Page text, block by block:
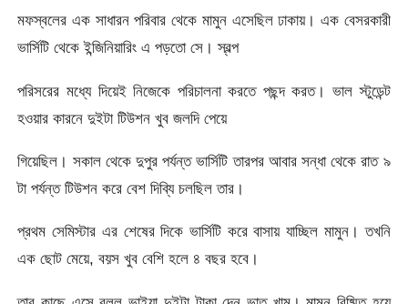
মফস্বলের এক সাধারন পরিবার থেকে মামুন এসেছিল ঢাকায়। এক বেসরকারী
ভার্সিটি থেকে ইন্জিনিয়ারিং এ পড়তো সে। স্বল্প
পরিসরের মধ্যে দিয়েই নিজেকে পরিচালনা করতে পছন্দ করত। ভাল স্টুডেন্ট
হওয়ার কারনে দুইটা টিউশন খুব জলদি পেয়ে
গিয়েছিল। সকাল থেকে দুপুর পর্যন্ত ভার্সিটি তারপর আবার সন্ধা থেকে রাত ৯
টা পর্যন্ত টিউশন করে বেশ দিব্যি চলছিল তার।
প্রথম সেমিস্টার এর শেষের দিকে ভার্সিটি করে বাসায় যাচ্ছিল মামুন। তখনি
এক ছোট মেয়ে, বয়স খুব বেশি হলে ৪ বছর হবে।